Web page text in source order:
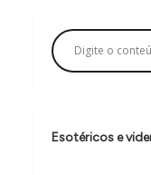
a
ç
o
d
Esotéricos e